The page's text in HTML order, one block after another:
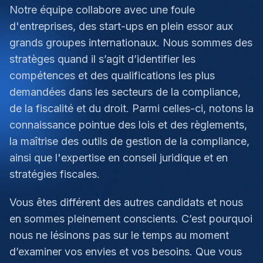
Notre équipe collabore avec une foule
d'entreprises, des start-ups en plein essor aux
grands groupes internationaux. Nous sommes des
stratèges quand il s’agit d’identifier les
compétences et des qualifications les plus
demandées dans les secteurs de la compliance,
de la fiscalité et du droit. Parmi celles-ci, notons la
connaissance pointue des lois et des règlements,
la maîtrise des outils de gestion de la compliance,
ainsi que l'expertise en conseil juridique et en
stratégies fiscales.
Vous êtes différent des autres candidats et nous
en sommes pleinement conscients. C’est pourquoi
nous ne lésinons pas sur le temps au moment
d’examiner vos envies et vos besoins. Que vous